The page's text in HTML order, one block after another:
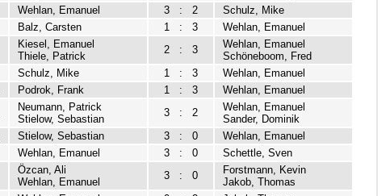
Wehlan, Emanuel 3 : 2
Schulz, Mike
Balz, Carsten 1 : 3
Wehlan, Emanuel
Kiesel, Emanuel
Thiele, Patrick
2 : 3
Wehlan, Emanuel
Schöneboom, Fred
Schulz, Mike 1 : 3
Wehlan, Emanuel
Podrok, Frank 1 : 3
Wehlan, Emanuel
Neumann, Patrick
Stielow, Sebastian
3 : 2
Wehlan, Emanuel
Sander, Dominik
Stielow, Sebastian 3 : 0
Wehlan, Emanuel
Wehlan, Emanuel 3 : 0
Schettle, Sven
Özcan, Ali
Wehlan, Emanuel
3 : 0
Forstmann, Kevin
Jakob, Thomas